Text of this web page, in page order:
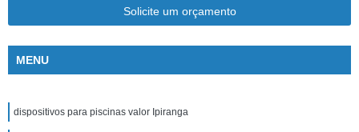
Solicite um orçamento
MENU
dispositivos para piscinas valor Ipiranga